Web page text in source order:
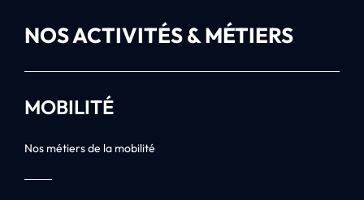
NOS ACTIVITÉS & MÉTIERS
MOBILITÉ
Nos métiers de la mobilité